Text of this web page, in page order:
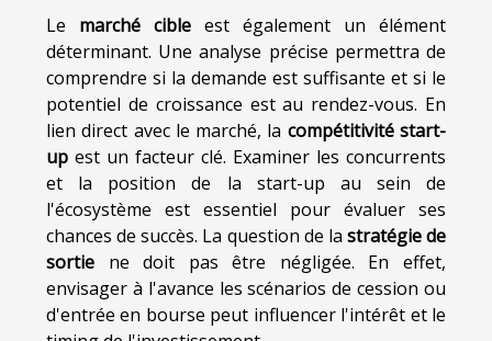
Le marché cible est également un élément
déterminant. Une analyse précise permettra de
comprendre si la demande est suffisante et si le
potentiel de croissance est au rendez-vous. En
lien direct avec le marché, la compétitivité start-
up est un facteur clé. Examiner les concurrents
et la position de la start-up au sein de
l'écosystème est essentiel pour évaluer ses
chances de succès. La question de la stratégie de
sortie ne doit pas être négligée. En effet,
envisager à l'avance les scénarios de cession ou
d'entrée en bourse peut influencer l'intérêt et le